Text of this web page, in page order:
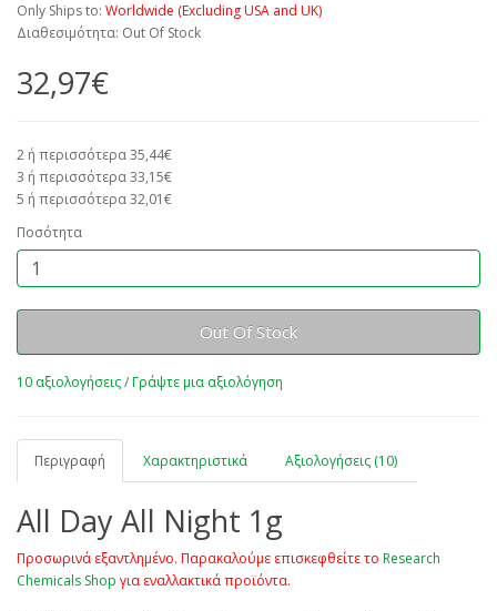
Only Ships to: Worldwide (Excluding USA and UK)
Διαθεσιμότητα: Out Of Stock
32,97€
2 ή περισσότερα 35,44€
3 ή περισσότερα 33,15€
5 ή περισσότερα 32,01€
Ποσότητα
Out Of Stock
10 αξιολογήσεις/Γράψτε μια αξιολόγηση
Περιγραφή Χαρακτηριστικά Αξιολογήσεις (10)
All Day All Night 1g
Προσωρινά εξαντλημένο. Παρακαλούμε επισκεφθείτε το Research
Chemicals Shop για εναλλακτικά προϊόντα.